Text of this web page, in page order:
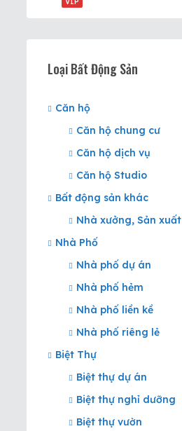
Loại Bất Động Sản
Căn hộ
Căn hộ chung cư
Căn hộ dịch vụ
Căn hộ Studio
Bất động sản khác
Nhà xưởng, Sản xuất
Nhà Phố
Nhà phố dự án
Nhà phố hẻm
Nhà phố liền kề
Nhà phố riêng lẻ
Biệt Thự
Biệt thự dự án
Biệt thự nghỉ dưỡng
Biệt thự vườn